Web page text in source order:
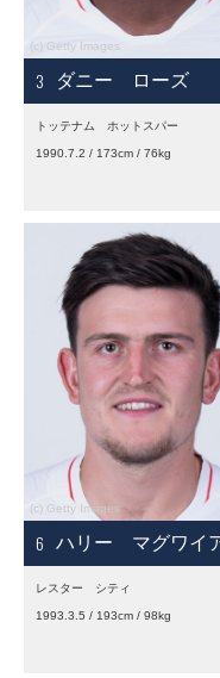
3 ダニー ローズ
トッテナム ホットスパー
1990.7.2 / 173cm / 76kg
6 ハリー マグワイ
レスター シティ
1993.3.5 / 193cm / 98kg